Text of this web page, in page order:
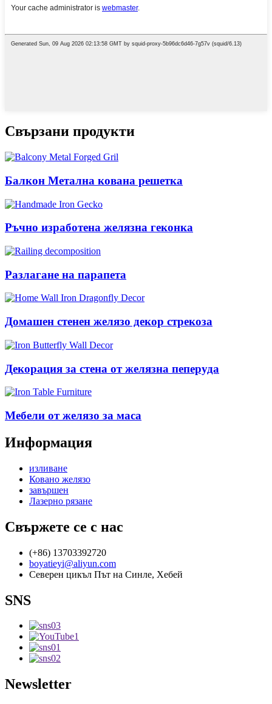
Свързани продукти
Балкон Метална кована решетка
Ръчно изработена желязна геконка
Разлагане на парапета
Домашен стенен желязо декор стрекоза
Декорация за стена от желязна пеперуда
Мебели от желязо за маса
Информация
изливане
Ковано желязо
завършен
Лазерно рязане
Свържете се с нас
(+86) 13703392720
boyatieyi@aliyun.com
Северен цикъл Път на Синле, Хебей
SNS
Newsletter